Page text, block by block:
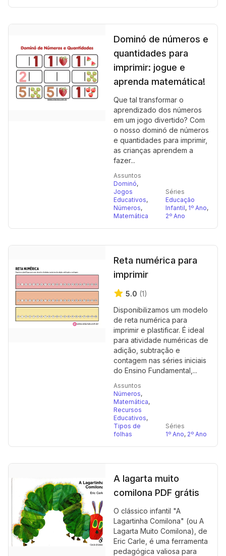
Dominó de números e
quantidades para
imprimir: jogue e
aprenda matemática!
Que tal transformar o
aprendizado dos números
em um jogo divertido? Com
o nosso dominó de números
e quantidades para imprimir,
as crianças aprendem a
fazer...
Assuntos
Dominó,
Jogos
Educativos,
Números,
Matemática
Séries
Educação
Infantil, 1º Ano,
2º Ano
Reta numérica para
imprimir
5.0 (1)
Disponibilizamos um modelo
de reta numérica para
imprimir e plastificar. É ideal
para atividade numéricas de
adição, subtração e
contagem nas séries iniciais
do Ensino Fundamental,...
Assuntos
Números,
Matemática,
Recursos
Educativos,
Tipos de
folhas
Séries
1º Ano, 2º Ano
A lagarta muito
comilona PDF grátis
O clássico infantil "A
Lagartinha Comilona" (ou A
Lagarta Muito Comilona), de
Eric Carle, é uma ferramenta
pedagógica valiosa para